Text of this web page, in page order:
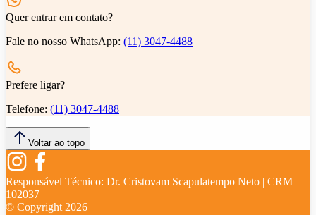
Quer entrar em contato?
Fale no nosso WhatsApp: (11) 3047-4488
Prefere ligar?
Telefone: (11) 3047-4488
Voltar ao topo
Responsável Técnico: Dr. Cristovam Scapulatempo Neto | CRM
102037
© Copyright2026